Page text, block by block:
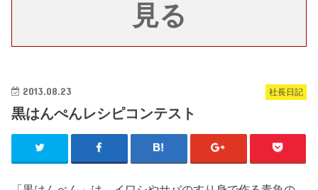
見る
社長日記
2013.08.23
黒はんぺんレシピコンテスト